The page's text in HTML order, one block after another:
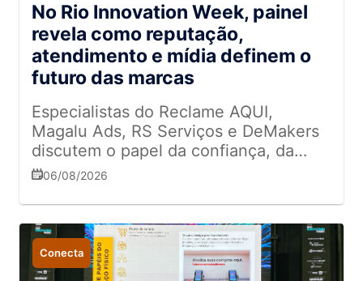
No Rio Innovation Week, painel
revela como reputação,
atendimento e mídia definem o
futuro das marcas
Especialistas do Reclame AQUI,
Magalu Ads, RS Serviços e DeMakers
discutem o papel da confiança, da
experiência e da omnicanalidade na
06/08/2026
Conecta